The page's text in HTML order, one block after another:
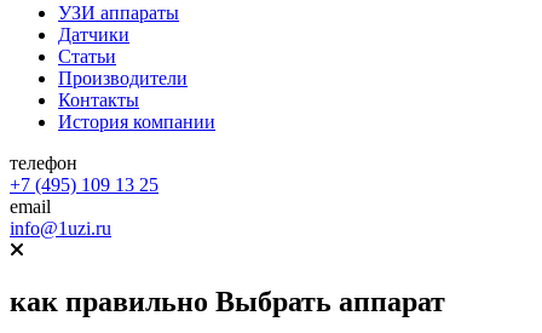
УЗИ аппараты
Датчики
Статьи
Производители
Контакты
История компании
телефон
+7 (495) 109 13 25
email
info@1uzi.ru
как правильно Выбрать аппарат